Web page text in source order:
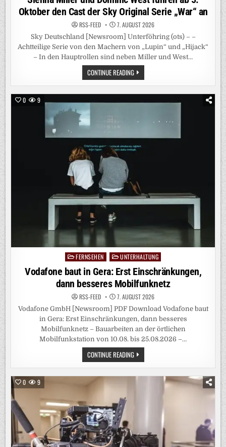
Oktober den Cast der Sky Original Serie „War“ an
RSS-FEED 7. AUGUST 2026
Sky Deutschland [Newsroom] Unterföhring (ots) – –
Achtteilige Serie von den Machern von „Lupin“ und „Hijack“
– In den Hauptrollen sind neben Miller und West…
CONTINUE READINGSIENNA
MILLER
UND
DOMINIC
FÜHREN
OKTOBER
CAST
DER
SKY
0 9
Posted
in
FERNSEHEN UNTERHALTUNG
Vodafone baut in Gera: Erst Einschränkungen,
dann besseres Mobilfunknetz
RSS-FEED 7. AUGUST 2026
Vodafone GmbH [Newsroom] PDF Download Vodafone baut
in Gera: Erst Einschränkungen, dann besseres
Mobilfunknetz – Bauarbeiten an der örtlichen
Mobilfunkstation von 10.08. bis 25.08.2026 –…
CONTINUE READINGVODAFONE
BAUT
IN
ERST
EINSCHRÄNKUNGEN,
MOBILFUNKNETZ
0 9